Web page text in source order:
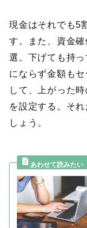
現金はそれでも5
す。また、資金
選。下げても持
にならず金額も
して、上がった
を設定する。そ
しょう。